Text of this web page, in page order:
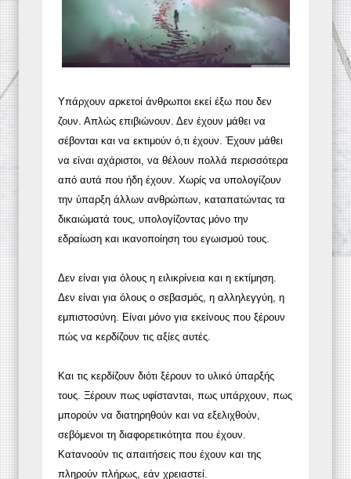
Υπάρχουν αρκετοί άνθρωποι εκεί έξω που δεν
ζουν. Απλώς επιβιώνουν. Δεν έχουν μάθει να
σέβονται και να εκτιμούν ό,τι έχουν. Έχουν μάθει
να είναι αχάριστοι, να θέλουν πολλά περισσότερα
από αυτά που ήδη έχουν. Χωρίς να υπολογίζουν
την ύπαρξη άλλων ανθρώπων, καταπατώντας τα
δικαιώματά τους, υπολογίζοντας μόνο την
εδραίωση και ικανοποίηση του εγωισμού τους.
Δεν είναι για όλους η ειλικρίνεια και η εκτίμηση.
Δεν είναι για όλους ο σεβασμός, η αλληλεγγύη, η
εμπιστοσύνη. Είναι μόνο για εκείνους που ξέρουν
πώς να κερδίζουν τις αξίες αυτές.
Και τις κερδίζουν διότι ξέρουν το υλικό ύπαρξής
τους. Ξέρουν πως υφίστανται, πως υπάρχουν, πως
μπορούν να διατηρηθούν και να εξελιχθούν,
σεβόμενοι τη διαφορετικότητα που έχουν.
Κατανοούν τις απαιτήσεις που έχουν και της
πληρούν πλήρως, εάν χρειαστεί.